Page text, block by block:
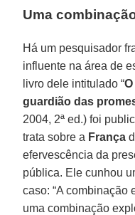
Uma
Há um pesquisador
influente na área de
livro dele intitulado “
guardião das
2004, 2ª ed.) foi
trata sobre a França
efervescência da
pública. Ele cunhou
caso: “A combinação
uma combinação